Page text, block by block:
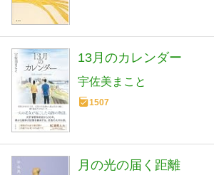
13月のカレンダー
宇佐美まこと
1507
月の光の届く距離